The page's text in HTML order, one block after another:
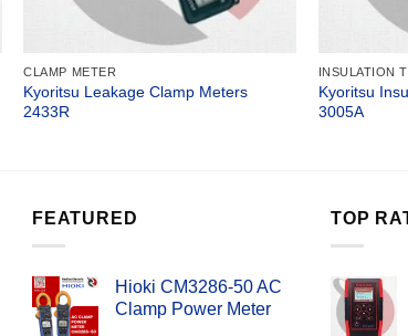
CLAMP METER
Kyoritsu Leakage Clamp Meters
2433R
INSULATION
Kyoritsu
3005A
FEATURED
Hioki CM3286-50 AC
Clamp Power Meter
TOP